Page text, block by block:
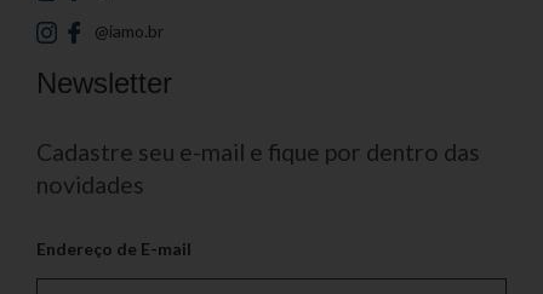
@iamo.br
Newsletter
Cadastre seu e-mail e fique por dentro das
novidades
Endereço de E-mail